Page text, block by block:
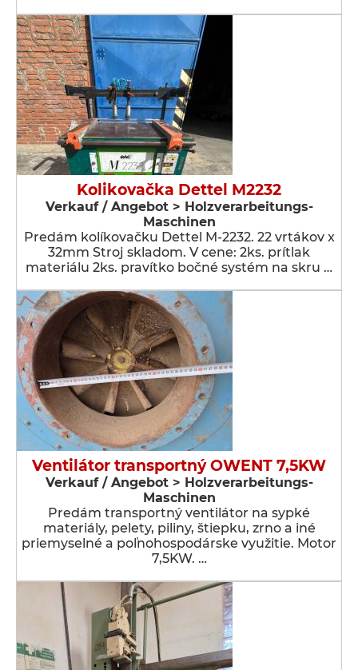
Kolikovačka Dettel M2232
Verkauf / Angebot > Holzverarbeitungs-
Maschinen
Predám kolíkovačku Dettel M-2232. 22 vrtákov x
32mm Stroj skladom. V cene: 2ks. prítlak
materiálu 2ks. pravítko bočné systém na skru …
Ventilátor transportný OWENT 7,5KW
Verkauf / Angebot > Holzverarbeitungs-
Maschinen
Predám transportný ventilátor na sypké
materiály, pelety, piliny, štiepku, zrno a iné
priemyselné a poľnohospodárske využitie. Motor
7,5KW. …